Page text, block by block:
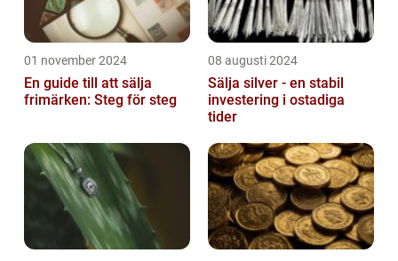
01 november 2024
En guide till att sälja
frimärken: Steg för steg
08 augusti 2024
Sälja silver - en stabil
investering i ostadiga
tider